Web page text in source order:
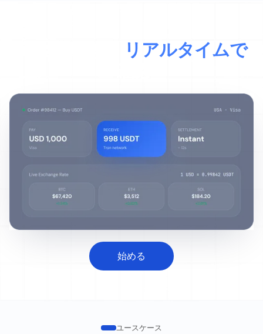
リアルタイムで
始める
ユースケース